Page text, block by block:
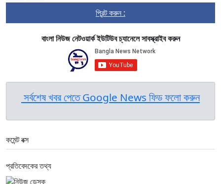
প্রিন্ট করুন :
বাংলা নিউজ নেটওয়ার্ক ইউটিউব চ্যানেলে সাবস্ক্রাইব করুন
সর্বশেষ খবর পেতে Google News ফিড ফলো করুন
কমেন্ট বক্স
প্রতিবেদকের তথ্য